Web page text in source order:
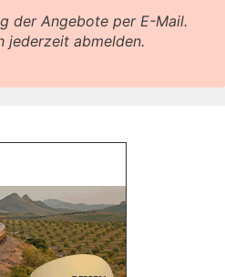
der Angebote per E-Mail.
jederzeit abmelden.